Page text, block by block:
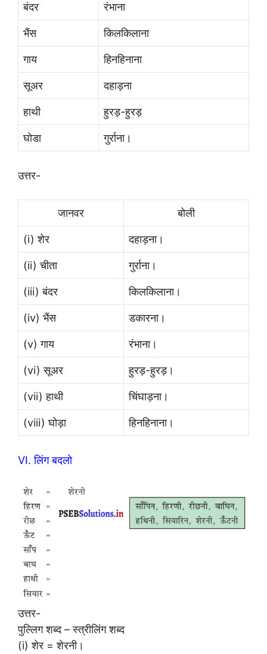
बंदर रंभाना
भैंस किलकिलाना
गाय हिनहिनाना
सूअर दहाड़ना
हाथी हुरड़-हुरड़
घोडा गुर्राना।
उत्तर-
जानवर बोली
(i) शेर दहाड़ना।
(ii) चीता गुर्राना।
(iii) बंदर किलकिलाना।
(iv) भैंस डकारना।
(v) गाय रंभाना।
(vi) सूअर हुरड़-हुरड़।
(vii) हाथी चिंघाड़ना।
(viii) घोड़ा हिनहिनाना।
VI. लिंग बदलो
उत्तर-
पुल्लिग शब्द – स्त्रीलिंग शब्द
(i) शेर = शेरनी।